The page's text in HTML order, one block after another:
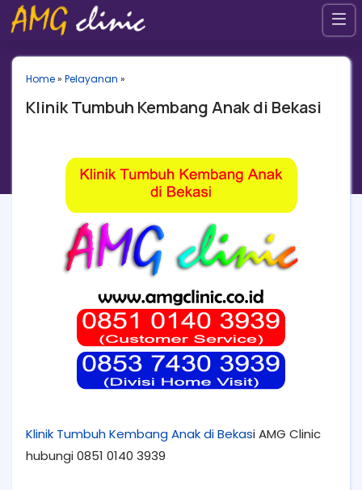
Home» Pelayanan »
Klinik Tumbuh Kembang Anak di Bekasi
Klinik Tumbuh Kembang Anak di Bekasi AMG Clinic
hubungi 0851 0140 3939